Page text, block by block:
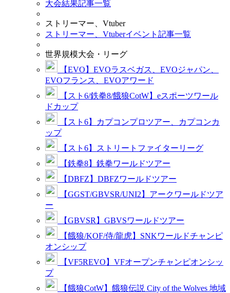
大会結果記事一覧
ストリーマー、Vtuber
ストリーマー、Vtuberイベント記事一覧
世界規模大会・リーグ
【EVO】EVOラスベガス、EVOジャパン、
EVOフランス、EVOアワード
【スト6/鉄拳8/餓狼CotW】eスポーツワール
ドカップ
【スト6】カプコンプロツアー、カプコンカ
ップ
【スト6】ストリートファイターリーグ
【鉄拳8】鉄拳ワールドツアー
【DBFZ】DBFZワールドツアー
【GGST/GBVSR/UNI2】アークワールドツア
ー
【GBVSR】GBVSワールドツアー
【餓狼/KOF/侍/龍虎】SNKワールドチャンピ
オンシップ
【VF5REVO】VFオープンチャンピオンシッ
プ
【餓狼CotW】餓狼伝説 City of the Wolves 地域